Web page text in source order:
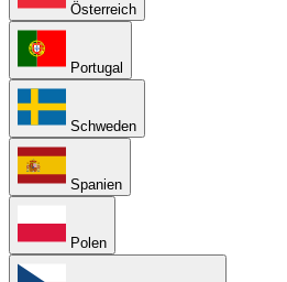
Österreich
Portugal
Schweden
Spanien
Polen